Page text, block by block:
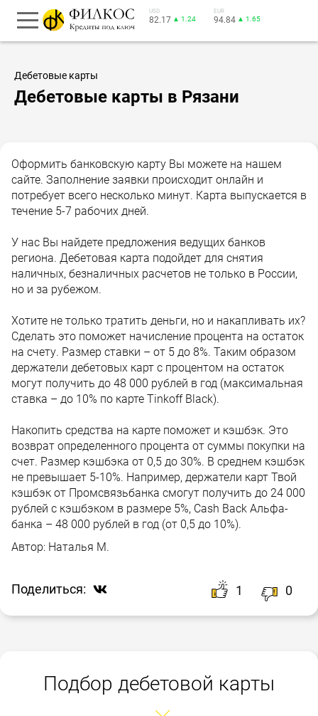
USD
82.17 ▲ 1.24
EUR
94.84 ▲ 1.65
Дебетовые карты
Дебетовые карты в Рязани
Оформить банковскую карту Вы можете на нашем
сайте. Заполнение заявки происходит онлайн и
потребует всего несколько минут. Карта выпускается в
течение 5-7 рабочих дней.
У нас Вы найдете предложения ведущих банков
региона. Дебетовая карта подойдет для снятия
наличных, безналичных расчетов не только в России,
но и за рубежом.
Хотите не только тратить деньги, но и накапливать их?
Сделать это поможет начисление процента на остаток
на счету. Размер ставки – от 5 до 8%. Таким образом
держатели дебетовых карт с процентом на остаток
могут получить до 48 000 рублей в год (максимальная
ставка – до 10% по карте Tinkoff Black).
Накопить средства на карте поможет и кэшбэк. Это
возврат определенного процента от суммы покупки на
счет. Размер кэшбэка от 0,5 до 30%. В среднем кэшбэк
не превышает 5-10%. Например, держатели карт Твой
кэшбэк от Промсвязьбанка смогут получить до 24 000
рублей с кэшбэком в размере 5%, Cash Back Альфа-
банка – 48 000 рублей в год (от 0,5 до 10%).
Автор: Наталья М.
Поделиться: 1 0
Подбор дебетовой карты